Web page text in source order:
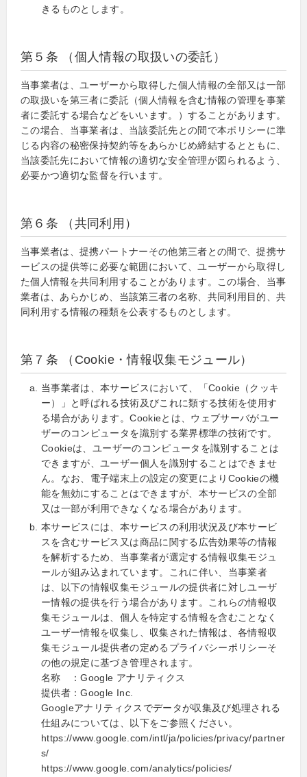
きるものとします。
第５条 （個人情報の取扱いの委託）
当事業者は、ユーザーから取得した個人情報の全部又は一部
の取扱いを第三者に委託（個人情報を含む情報の管理を事業
者に委託する場合などをいいます。）することがあります。
この場合、当事業者は、当該委託先との間で本ポリシーに準
じる内容の秘密保持契約等をあらかじめ締結するとともに、
当該委託先において情報の適切な安全管理が図られるよう、
必要かつ適切な監督を行います。
第６条 （共同利用）
当事業者は、提携パートナーその他第三者との間で、提携サ
ービスの提供等に必要な範囲において、ユーザーから取得し
た個人情報を共同利用することがあります。この場合、当事
業者は、あらかじめ、当該第三者の名称、共同利用目的、共
同利用する情報の種類を公表するものとします。
第７条 （Cookie・情報収集モジュール）
当事業者は、本サービスにおいて、「Cookie（クッキ
ー）」と呼ばれる技術及びこれに類する技術を使用す
る場合があります。Cookieとは、ウェブサーバがユー
ザーのコンピュータを識別する業界標準の技術です。
Cookieは、ユーザーのコンピュータを識別することは
できますが、ユーザー個人を識別することはできませ
ん。なお、電子端末上の設定の変更によりCookieの機
能を無効にすることはできますが、本サービスの全部
又は一部が利用できなくなる場合があります。
本サービスには、本サービスの利用状況及び本サービ
スを含むサービス又は商品に関する広告効果等の情報
を解析するため、当事業者が選定する情報収集モジュ
ールが組み込まれています。これに伴い、当事業者
は、以下の情報収集モジュールの提供者に対しユーザ
ー情報の提供を行う場合があります。これらの情報収
集モジュールは、個人を特定する情報を含むことなく
ユーザー情報を収集し、収集された情報は、各情報収
集モジュール提供者の定めるプライバシーポリシーそ
の他の規定に基づき管理されます。
名称 ：Google アナリティクス
提供者：Google Inc.
Googleアナリティクスでデータが収集及び処理される
仕組みについては、以下をご参照ください。
https://www.google.com/intl/ja/policies/privacy/partner
s/
https://www.google.com/analytics/policies/